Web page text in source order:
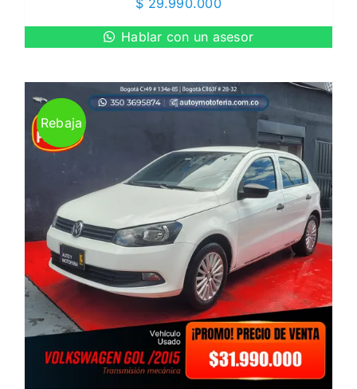
$ 29.990.000
Hablar con un asesor
Rebaja